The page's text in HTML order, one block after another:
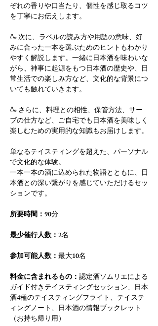
ぞれの香りや口当たり、個性を感じ取るコツ
を丁寧にお伝えします。
🍶 次に、ラベルの読み方や用語の意味、好
みに合った一本を選ぶためのヒントもわかり
やすく解説します。一緒に日本酒を味わいな
がら、神事に起源をもつ日本酒の歴史や、日
常生活での楽しみ方など、文化的な背景につ
いても触れていきます。
🍶 さらに、料理との相性、保管方法、サー
ブの仕方など、ご自宅でも日本酒を美味しく
楽しむための実用的な知識もお届けします。
単なるテイスティングを超えた、パーソナル
で文化的な体験。
一本一本の酒に込められた物語とともに、日
本酒との深い繋がりを感じていただけるセッ
ションです。
所要時間： 90分
最少催行人数： 2名
参加可能人数： 最大10名
料金に含まれるもの： 認定酒ソムリエによる
ガイド付きテイスティングセッション、日本
酒4種のテイスティングフライト、テイステ
ィングノート、日本酒の情報ブックレット
（お持ち帰り用）